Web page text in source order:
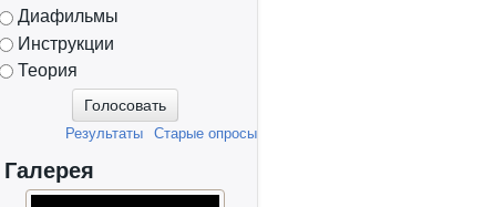
Диафильмы
Инструкции
Теория
Старые опросы
Результаты
Галерея